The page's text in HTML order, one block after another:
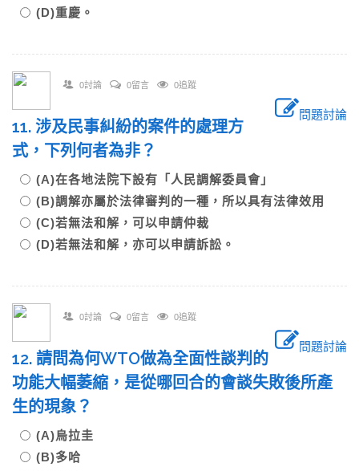
(D)重慶。
0討論 0留言 0追蹤
問題討論
11. 涉及民事糾紛的案件的處理方
式，下列何者為非？
(A)在各地法院下設有「人民調解委員會」
(B)調解亦屬於法律審判的一種，所以具有法律效用
(C)若無法和解，可以申請仲裁
(D)若無法和解，亦可以申請訴訟。
0討論 0留言 0追蹤
問題討論
12. 請問為何WTO做為全面性談判的
功能大幅萎縮，是從哪回合的會談失敗後所產
生的現象？
(A)烏拉圭
(B)多哈